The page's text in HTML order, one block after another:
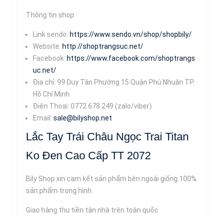
Thông tin shop:
Link sendo: https://www.sendo.vn/shop/shopbily/
Website: http://shoptrangsuc.net/
Facebook: https://www.facebook.com/shoptrangs
uc.net/
Địa chỉ: 99 Duy Tân Phường 15 Quận Phú Nhuận TP.
Hồ Chí Minh
Điện Thoại: 0772 678 249 (zalo/viber)
Email: sale@bilyshop.net
Lắc Tay Trái Châu Ngọc Trai Titan
Ko Đen Cao Cấp TT 2072
Bily Shop xin cam kết sản phẩm bên ngoài giống 100%
sản phẩm trong hình
Giao hàng thu tiền tận nhà trên toàn quốc